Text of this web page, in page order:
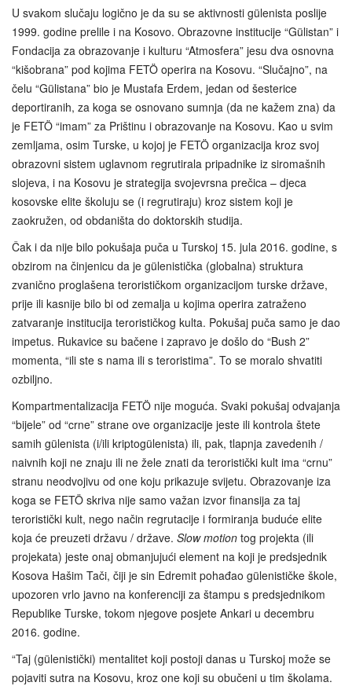
U svakom slučaju logično je da su se aktivnosti gülenista poslije
1999. godine prelile i na Kosovo. Obrazovne institucije “Gülistan” i
Fondacija za obrazovanje i kulturu “Atmosfera” jesu dva osnovna
“kišobrana” pod kojima FETÖ operira na Kosovu. “Slučajno”, na
čelu “Gülistana” bio je Mustafa Erdem, jedan od šesterice
deportiranih, za koga se osnovano sumnja (da ne kažem zna) da
je FETÖ “imam” za Prištinu i obrazovanje na Kosovu. Kao u svim
zemljama, osim Turske, u kojoj je FETÖ organizacija kroz svoj
obrazovni sistem uglavnom regrutirala pripadnike iz siromašnih
slojeva, i na Kosovu je strategija svojevrsna prečica – djeca
kosovske elite školuju se (i regrutiraju) kroz sistem koji je
zaokružen, od obdaništa do doktorskih studija.
Čak i da nije bilo pokušaja puča u Turskoj 15. jula 2016. godine, s
obzirom na činjenicu da je gülenistička (globalna) struktura
zvanično proglašena terorističkom organizacijom turske države,
prije ili kasnije bilo bi od zemalja u kojima operira zatraženo
zatvaranje institucija terorističkog kulta. Pokušaj puča samo je dao
impetus. Rukavice su bačene i zapravo je došlo do “Bush 2”
momenta, “ili ste s nama ili s teroristima”. To se moralo shvatiti
ozbiljno.
Kompartmentalizacija FETÖ nije moguća. Svaki pokušaj odvajanja
“bijele” od “crne” strane ove organizacije jeste ili kontrola štete
samih gülenista (i/ili kriptogülenista) ili, pak, tlapnja zavedenih /
naivnih koji ne znaju ili ne žele znati da teroristički kult ima “crnu”
stranu neodvojivu od one koju prikazuje svijetu. Obrazovanje iza
koga se FETÖ skriva nije samo važan izvor finansija za taj
teroristički kult, nego način regrutacije i formiranja buduće elite
koja će preuzeti državu / države. Slow motion tog projekta (ili
projekata) jeste onaj obmanjujući element na koji je predsjednik
Kosova Hašim Tači, čiji je sin Edremit pohađao gülenističke škole,
upozoren vrlo javno na konferenciji za štampu s predsjednikom
Republike Turske, tokom njegove posjete Ankari u decembru
2016. godine.
“Taj (gülenistički) mentalitet koji postoji danas u Turskoj može se
pojaviti sutra na Kosovu, kroz one koji su obučeni u tim školama.